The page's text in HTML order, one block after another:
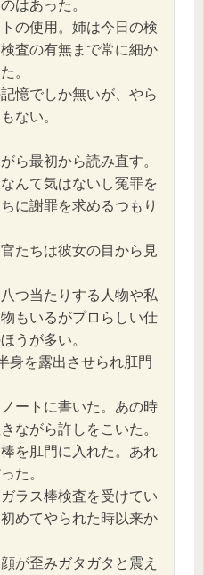
はあった。
の使用。姉は今日の検
査の有無まで常に細か
。
憶でしか無いが、やら
ない。
ら最初から読み直す。
んて気はないし冤罪を
に謝罪を求めるつもり
たちは彼女の目から見
つ当たりする人物や私
もいるがプロらしい仕
うが多い。
身を露出させられ肛門
ートに書いた。あの時
ながら許しをこいた。
を肛門に入れた。あれ
た。
ラス棒検査を受けてい
めてやられた時以来か
が歪みガタガタと震え